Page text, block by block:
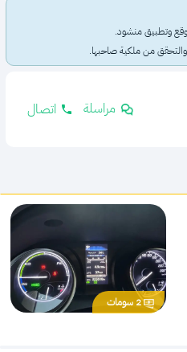
وتطبيق منشود.
والتحقق من ملكية صاحبها.
مراسلة اتصال
2 سومات